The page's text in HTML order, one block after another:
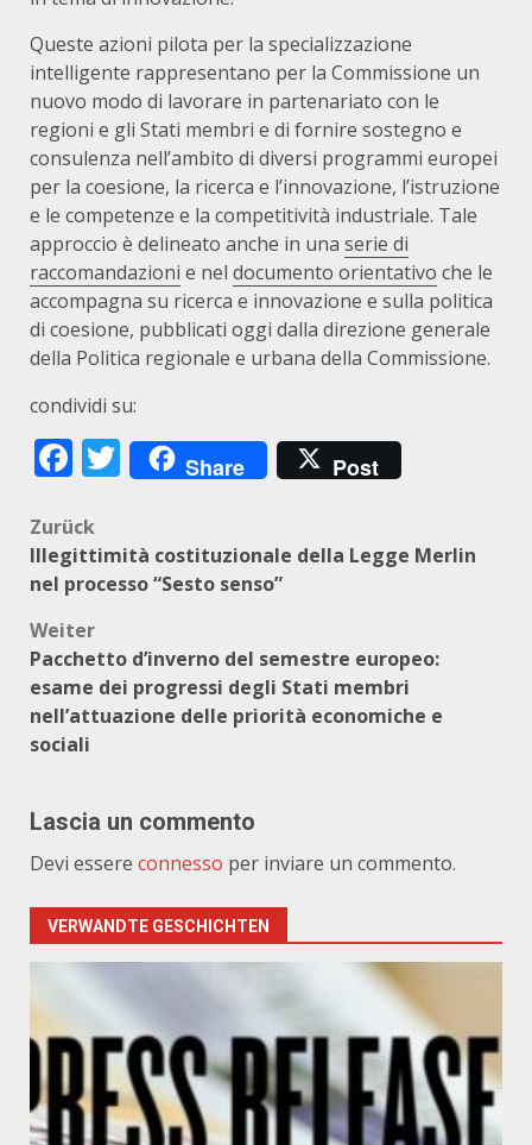
Queste azioni pilota per la specializzazione
intelligente rappresentano per la Commissione un
nuovo modo di lavorare in partenariato con le
regioni e gli Stati membri e di fornire sostegno e
consulenza nell’ambito di diversi programmi europei
per la coesione, la ricerca e l’innovazione, l’istruzione
e le competenze e la competitività industriale. Tale
approccio è delineato anche in una serie di
raccomandazioni e nel documento orientativo che le
accompagna su ricerca e innovazione e sulla politica
di coesione, pubblicati oggi dalla direzione generale
della Politica regionale e urbana della Commissione.
condividi su:
Facebook
Twitter
Share Post
Beitragsnavigation
Zurück
Illegittimità costituzionale della Legge Merlin
nel processo “Sesto senso”
Weiter
Pacchetto d’inverno del semestre europeo:
esame dei progressi degli Stati membri
nell’attuazione delle priorità economiche e
sociali
Lascia un commento
Devi essere connesso per inviare un commento.
VERWANDTE GESCHICHTEN